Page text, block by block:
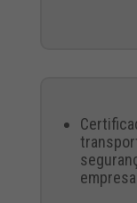
empresa